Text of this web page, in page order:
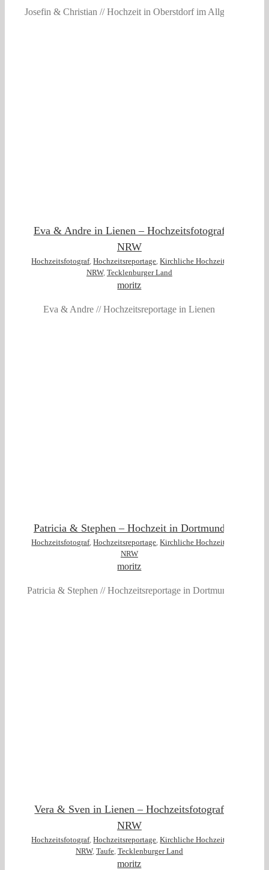
Josefin & Christian // Hochzeit in Oberstdorf im Allgäu
Eva & Andre in Lienen – Hochzeitsfotograf
NRW
Hochzeitsfotograf,Hochzeitsreportage,Kirchliche Hochzeit
NRW, Tecklenburger Land
moritz
Eva & Andre // Hochzeitsreportage in Lienen
Patricia & Stephen – Hochzeit in Dortmund
Hochzeitsfotograf,Hochzeitsreportage,Kirchliche Hochzeit
NRW
moritz
Patricia & Stephen // Hochzeitsreportage in Dortmund
Vera & Sven in Lienen – Hochzeitsfotograf
NRW
Hochzeitsfotograf,Hochzeitsreportage,Kirchliche Hochzeit
NRW, Taufe, Tecklenburger Land
moritz